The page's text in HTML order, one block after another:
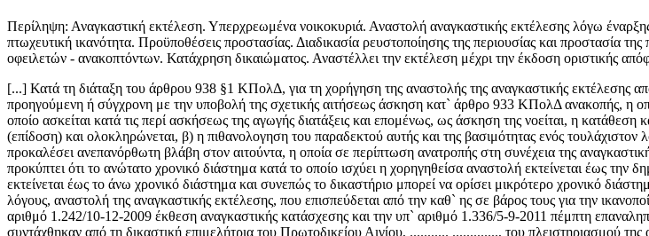
Περίληψη: Αναγκαστική εκτέλεση. Υπερχρεωμένα νοικοκυριά. Αναστολή αναγκαστικής εκτέλεσης λόγω
πτωχευτική ικανότητα. Προϋποθέσεις προστασίας. Διαδικασία ρευστοποίησης της περιουσίας και προστασία
οφειλετών - ανακοπτόντων. Κατάχρηση δικαιώματος. Αναστέλλει την εκτέλεση μέχρι την έκδοση οριστικής
[...] Κατά τη διάταξη του άρθρου 938 §1 ΚΠολΔ, για τη χορήγηση της αναστολής της αναγκαστικής εκτέλεσης απαιτείται συμπλεκτικούς η συνδρομή τριών αυτοτελών προϋποθέσεων, δηλαδή: α) η προηγούμενη ή σύγχρονη με την υποβολή της σχετικής αιτήσεως άσκηση κατ` άρθρο 933 ΚΠολΔ ανακοπής, η οποία αποτελεί περίπτωση ανακοπής των άρθρων 583επ. ΚΠολΔ, δηλαδή ένδικο βοήθημα, το οποίο ασκείται κατά τις περί ασκήσεως της αγωγής διατάξεις και επομένως, ως άσκηση της νοείται, η κατάθεση και η επίδοση της στον αντίδικο, εντός των προθεσμιών του άρθρου 934 ΚΠολΔ, με την οποία (επίδοση) και ολοκληρώνεται, β) η πιθανολογηση του παραδεκτού αυτής και της βασιμότητας ενός τουλάχιστον λόγου της και γ) η πιθανολογηση ότι η αναγκαστική εκτέλεση, που είναι ακόμη εκκρεμής, θα προκαλέσει ανεπανόρθωτη βλάβη στον αιτούντα, η οποία σε περίπτωση ανατροπής στη συνέχεια της αναγκαστικής εκτέλεσης δεν μπορεί να αποκατασταθεί. Από τη διάταξη του άρθρου 938§4εδ.α` ΚΠολΔ προκύπτει ότι το ανώτατο χρονικό διάστημα κατά το οποίο ισχύει η χορηγηθείσα αναστολή εκτείνεται έως την δημοσίευση της επί της ανακοπής οριστικής απόφασης. Η δικαιοδοσία του δικαστηρίου εκτείνεται έως το άνω χρονικό διάστημα και συνεπώς το δικαστήριο μπορεί να ορίσει μικρότερο χρονικό διάστημα αναστολής. Οι αιτούντες ζητούν να διαταχθεί η, για τους αναφερόμενους στην αίτηση τους λόγους, αναστολή της αναγκαστικής εκτέλεσης, που επισπεύδεται από την καθ` ης σε βάρος τους για την ικανοποίηση της αναφερόμενης απαίτησης που διατηρεί η καθ` ης έναντι αυτών, με βάση την υπ` αριθμό 1.242/10-12-2009 έκθεση αναγκαστικής κατάσχεσης και την υπ` αριθμό 1.336/5-9-2011 πέμπτη επαναληπτική περίληψη κατασχετήριας έκθεσης της ακίνητης περιουσίας των αιτούντων, οι οποίες συντάχθηκαν από τη δικαστική επιμελήτρια του Πρωτοδικείου Αιγίου, ........... ............., του πλειστηριασμού της ακίνητης αυτής περιουσίας τους ήδη ορισθέντος για την 12-10- 2011, έως την έκδοση οριστικής αποφάσεως επί της εμπροθέσμως ασκηθείσας από τους ίδιους ενώπιον του Μονομελούς Πρωτοδικείου Πατρών (ενσωματωμένης στην αίτηση) ανακοπής κατά της εκτέλεσης, με την οποία (ανακοπή) ζητείται η ακύρωση των άνω πράξεων εκτελέσεως, επικαλούμενοι την ευδοκίμηση των αναφερόμενων λόγων της ανακοπής, καθώς και ότι, διαφορετικά, θα υποστούν ανεπανόρθωτη βλάβη. Με αυτό το περιεχόμενο και αίτημα, η αίτηση, που ασκήθηκε εμπροθέσμως (άρθρο 938§3 του ΚΠολΔ), αρμοδίως εισάγεται προς συζήτηση ενώπιον του Δικαστηρίου αυτού (άρθρο 938§2 του ΚΠολΔ), ως του Δικαστηρίου ενώπιον του οποίου εκκρεμεί η άνω ανακοπή, κατά την προκείμενη διαδικασία των ασφαλιστικών μέτρων (άρθρα 938§3, 686επ. ΚΠολΔ), και είναι, σύμφωνα με τα αναφερόμενα στην ανωτέρω σκέψη, νόμιμη, στηριζόμενη στις διατάξεις των άρθρων 933§1 και 938 του ΚΠολΔ. Πρέπει, επομένως, να ερευνηθεί-περαιτέρω κατ` ουσίαν. Κατά τη διάταξη του άρθρου 1 του Ν. 3869/2010 «Ρύθμιση οφειλών υπερχρεωμένων φυσικών προσώπων και άλλες διατάξεις» ορίζεται ότι «1. Φυσικά πρόσωπα που δεν πτωχευτική ικανότητα και έχουν περιέλθει, χωρίς δόλο, σε μόνιμη αδυναμία πληρωμής ληξιπρόθεσμων χρηματικών οφειλών τους (εφεξής οφειλέτες) δικαιούνται να υποβάλουν στο αρμόδιο δικαστήριο την αίτηση που προβλέπεται στην παράγραφο 1 του άρθρου 4 για τη ρύθμιση των οφειλών αυτών και απαλλαγή. Την ύπαρξη δόλου αποδεικνύει ο πιστωτής. 2. Δεν επιτρέπεται η ρύθμιση οφειλών που: α) έχουν αναληφθεί το τελευταίο έτος πριν την υποβολή της αίτησης για την έναρξη διαδικασίας κατά την παράγραφο 1 του άρθρου 4 του παρόντος νόμου και-β) που προέκυψαν από αδικοπραξία που διαπράχθηκε με δόλο, διοικητικά πρόστιμα, χρηματικές ποινές, φόρους και τέλη προς το Δημόσιο και τους Οργανισμούς Τοπικής Αυτοδιοίκησης πρώτου και δευτέρου βαθμού, τέλη προς Νομικά Πρόσωπα Δημοσίου Δικαίου και εισφορές προς οργανισμούς κοινωνικής ασφάλισης. 3. Απαλλαγή του οφειλέτη από τα χρέη του σύμφωνα με τις διατάξεις του παρόντος νόμου μπορεί να γίνει μόνο μία φορά». Ακολούθως στις διατάξεις των άρθρων 2, 3 και 4 του ίδιου νόμου, γίνεται αναφορά στη διαδικασία εξωδικαστικου συμβιβασμού, το αρμόδιο δικαστήριο και ακολούθως την κατάθεση των εγγράφων στη γραμματεία του δικαστηρίου και ιδίως της αίτησης για την έναρξη της διαδικασίας ενώπιον αυτού. Περαιτέρω κατά τη διάταξη του άρθρου 9 του ιδίου Νόμου, ορίζεται η διαδικασία ρευστοποίησης της περιουσίας και προστασίας της κύριας κατοικίας και ειδικότερα: « 2. Ο οφειλέτης μπορεί να υποβάλει στο δικαστήριο πρόταση εκκαθάρισης ζητώντας να εξαιρεθεί από την εκποίηση βεβαρημένο ή μη με εμπράγματη ασφάλεια ακίνητο, που χρησιμεύει ως κύρια κατοικία του, εφόσον τούτο δεν υπερβαίνει το προβλεπόμενο από τις ισχύουσες διατάξεις όριο αφορολόγητης απόκτησης πρώτης κατοικίας, προσαυξημένο κατά πενήντα τοις εκατό. Στην περίπτωση αυτή το δικαστήριο ρυθμίζει την ικανοποίηση απαιτήσεων των πιστωτών μέχρι συνολικό ποσό που ανέρχεται στο ογδόντα πέντε τοις εκατό της εμπορικής αξίας του ακινήτου της κύριας κατοικίας, όπως αυτή αποτιμάται από το δικαστήριο. Η ρύθμιση μπορεί να προβλέπει και περίοδο χάριτος. ..... Η μη τήρηση απο τον οφειλέτη των υποχρεώσεων που επιβάλλονται κατ` εφαρμογή της παραγράφου αυτής, επιτρέπει στον πιστωτή να κινήσει διαδικασίες αναγκαστικής εκτέλεσης κατά του οφειλέτη και της μοναδικής κατοικίας του. Δεν επιτρέπεται η καταγγελία της ρύθμισης της παρούσας παραγράφου αν δεν υπάρχει καθυστέρηση τεσσάρων τουλάχιστον μηνιαίων δόσεων. Αν ο οφειλέτης κατοικεί ή διαμένει σε ξένο ακίνητο και ο σύζυγος αυτού δεν διαθέτει ακίνητο που μπορεί να χρησιμοποιηθεί ως κατοικία, τότε οι διατάξεις της παρούσας παραγράφου εφαρμόζονται και για το μοναδικό ακίνητο του οφειλέτη που μπορεί vα χρησιμοποιηθεί ως κατοικία. Εξάλλου, κατ`